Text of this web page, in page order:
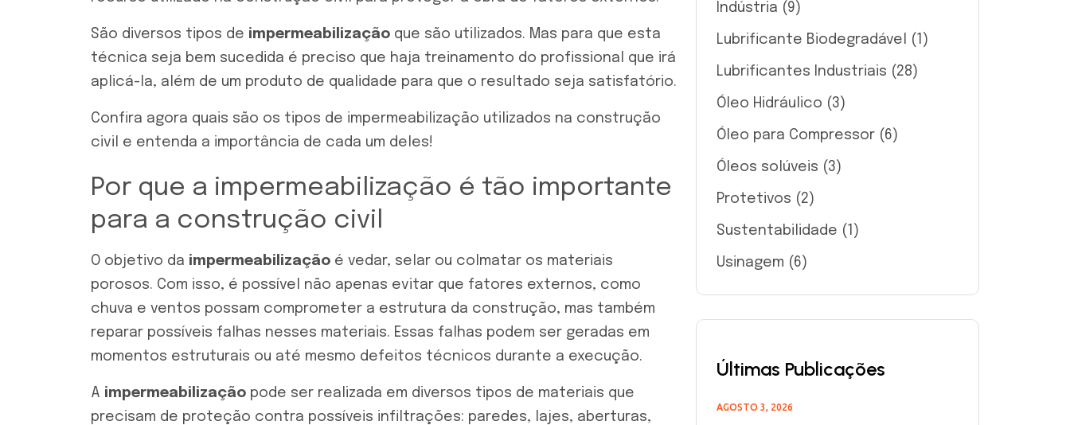
São diversos tipos de impermeabilização que são utilizados. Mas para que esta
técnica seja bem sucedida é preciso que haja treinamento do profissional que irá
aplicá-la, além de um produto de qualidade para que o resultado seja satisfatório.
Confira agora quais são os tipos de impermeabilização utilizados na construção
civil e entenda a importância de cada um deles!
Por que a impermeabilização é tão importante
para a construção civil
O objetivo da impermeabilização é vedar, selar ou colmatar os materiais
porosos. Com isso, é possível não apenas evitar que fatores externos, como
chuva e ventos possam comprometer a estrutura da construção, mas também
reparar possíveis falhas nesses materiais. Essas falhas podem ser geradas em
momentos estruturais ou até mesmo defeitos técnicos durante a execução.
A impermeabilização pode ser realizada em diversos tipos de materiais que
precisam de proteção contra possíveis infiltrações: paredes, lajes, aberturas,
Indústria (9)
Lubrificante Biodegradável (1)
Lubrificantes Industriais (28)
Óleo Hidráulico (3)
Óleo para Compressor (6)
Óleos solúveis (3)
Protetivos (2)
Sustentabilidade (1)
Usinagem (6)
Últimas Publicações
AGOSTO 3, 2026